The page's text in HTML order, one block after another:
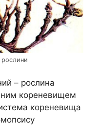
– рослина
кореневищем
кореневища